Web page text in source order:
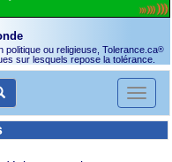
politique ou religieuse, Tolerance.ca®
sur lesquels repose la tolérance.
Toggle